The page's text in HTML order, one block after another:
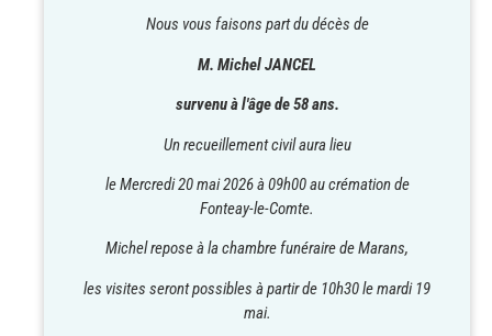
Nous vous faisons part du décès de
M. Michel JANCEL
survenu à l'âge de 58 ans.
Un recueillement civil aura lieu
le Mercredi 20 mai 2026 à 09h00au crémation de
Fonteay-le-Comte.
Michel repose à la chambre funéraire de Marans,
les visites seront possibles à partir de 10h30 le mardi 19
mai.